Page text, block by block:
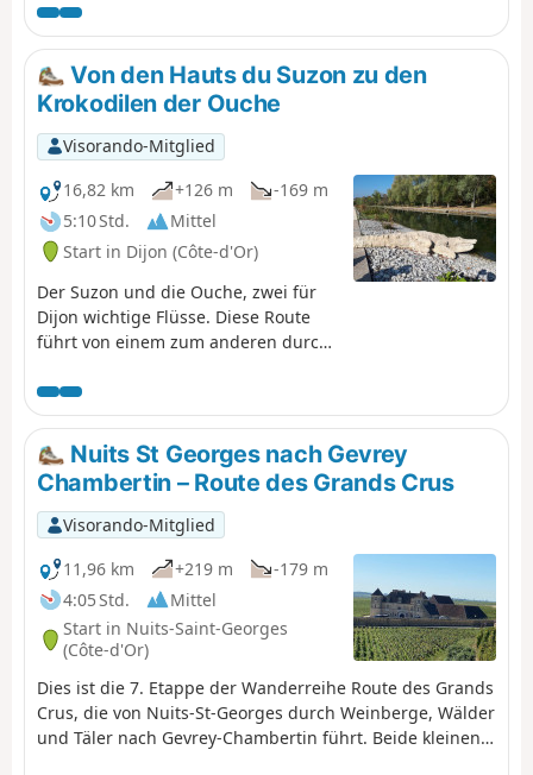
hübsche Dorf Gilly-lès-Cîteaux mit seinem
schön renovierten Schloss, das einst ein
Nebengebäude der Abtei von Cîteaux
war. Die Wanderung endet vor der Abtei
von Cîteaux.
Von den Hauts du Suzon zu den
Krokodilen der Ouche
Visorando-Mitglied
16,82 km
+126 m
-169 m
5:10 Std.
Mittel
Start in Dijon (Côte-d'Or)
Der Suzon und die Ouche, zwei für
Dijon wichtige Flüsse. Diese Route
führt von einem zum anderen durch
kleinen Pfaden. Historische und
künstlerische Sehenswürdigkeiten
sowie Aussichtspunkte. Erreichbar
mit der Straßenbahn, Zufahrt mit
dem Auto möglich.
Nuits St Georges nach Gevrey
Chambertin – Route des Grands Crus
Visorando-Mitglied
11,96 km
+219 m
-179 m
4:05 Std.
Mittel
Start in Nuits-Saint-Georges
(Côte-d'Or)
Dies ist die 7. Etappe der Wanderreihe Route des Grands
Crus, die von Nuits-St-Georges durch Weinberge, Wälder
und Täler nach Gevrey-Chambertin führt. Beide kleinen